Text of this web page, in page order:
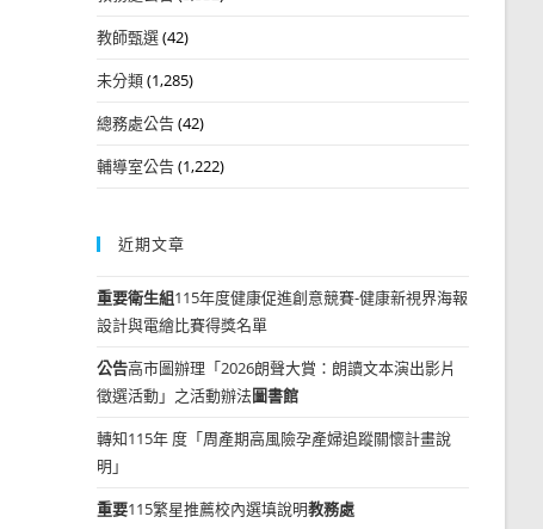
教師甄選(42)
未分類(1,285)
總務處公告(42)
輔導室公告(1,222)
近期文章
重要衛生組115年度健康促進創意競賽-健康新視界海報
設計與電繪比賽得獎名單
公告高市圖辦理「2026朗聲大賞：朗讀文本演出影片
徵選活動」之活動辦法圖書館
轉知115年 度「周產期高風險孕產婦追蹤關懷計畫說
明」
重要115繁星推薦校內選填說明教務處